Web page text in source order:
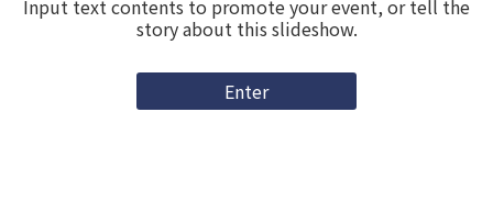
Input text contents to promote your event, or tell the
story about this slideshow.
Enter